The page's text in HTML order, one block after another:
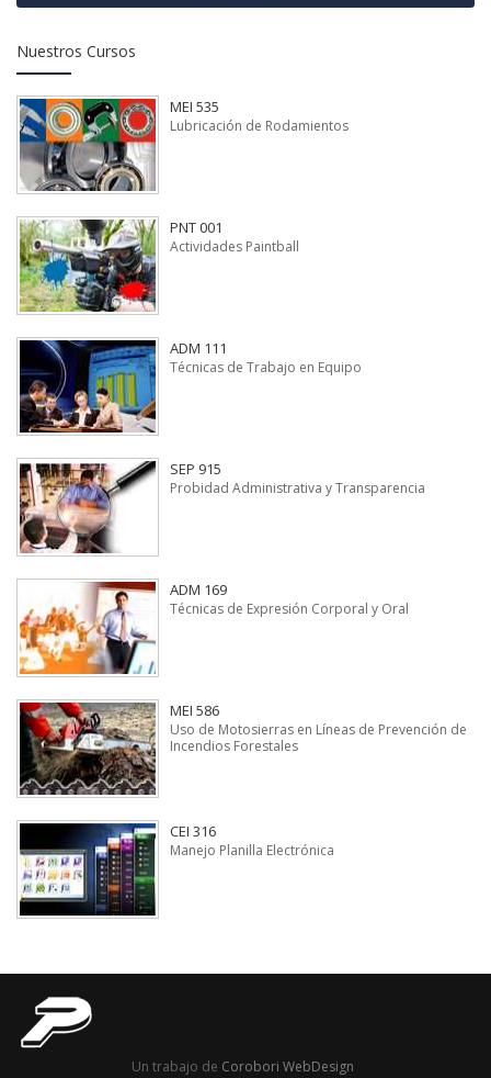
Nuestros Cursos
MEI 535
Lubricación de Rodamientos
PNT 001
Actividades Paintball
ADM 111
Técnicas de Trabajo en Equipo
SEP 915
Probidad Administrativa y Transparencia
ADM 169
Técnicas de Expresión Corporal y Oral
MEI 586
Uso de Motosierras en Líneas de Prevención de
Incendios Forestales
CEI 316
Manejo Planilla Electrónica
Un trabajo de Corobori WebDesign